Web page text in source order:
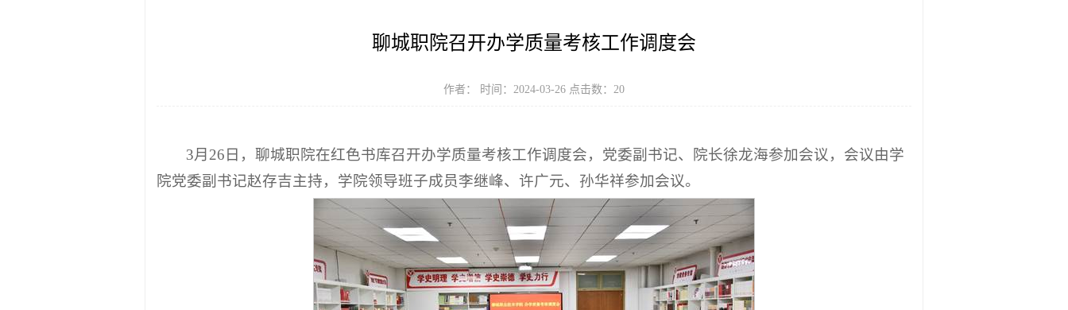
聊城职院召开办学质量考核工作调度会
作者： 时间：2024-03-26 点击数： 20
3月26日，聊城职院在红色书库召开办学质量考核工作调度会，党委副书记、院长徐龙海参加会议，会议由学
院党委副书记赵存吉主持，学院领导班子成员李继峰、许广元、孙华祥参加会议。